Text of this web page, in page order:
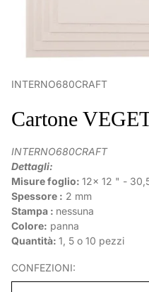
INTERNO680CRAFT
Cartone
INTERNO680CRAFT
Dettagli:
Misure foglio: 12x 12 " -
Spessore : 2 mm
Stampa : nessuna
Colore: panna
Quantità: 1, 5 o 10 pezzi
CONFEZIONI: